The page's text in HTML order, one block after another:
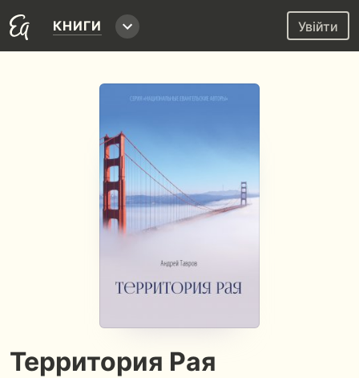
КНИГИ Увійти
Территория Рая